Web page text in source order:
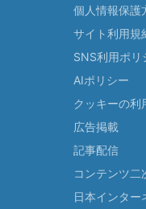
個人情報保護
サイト利用規
SNS利用ポリ
AIポリシー
クッキーの利
広告掲載
記事配信
コンテンツ二
日本インター